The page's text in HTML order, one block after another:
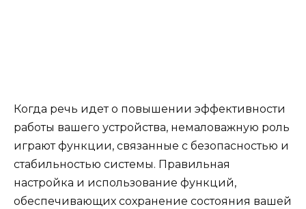
Когда речь идет о повышении эффективности
работы вашего устройства, немаловажную роль
играют функции, связанные с безопасностью и
стабильностью системы. Правильная
настройка и использование функций,
обеспечивающих сохранение состояния вашей